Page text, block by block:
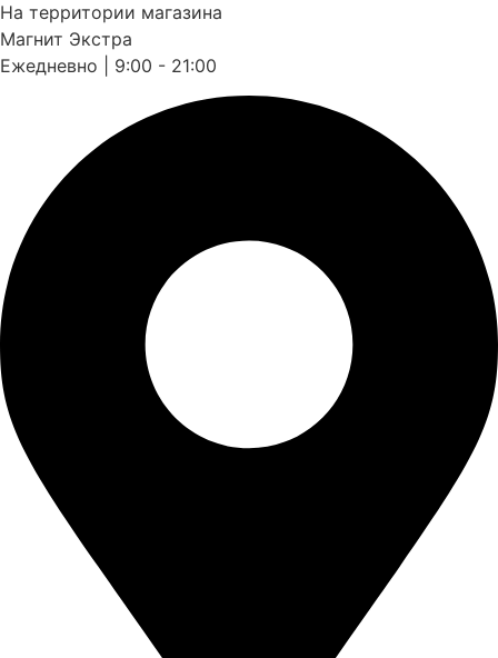
На территории магазина
Магнит Экстра
Ежедневно | 9:00 - 21:00